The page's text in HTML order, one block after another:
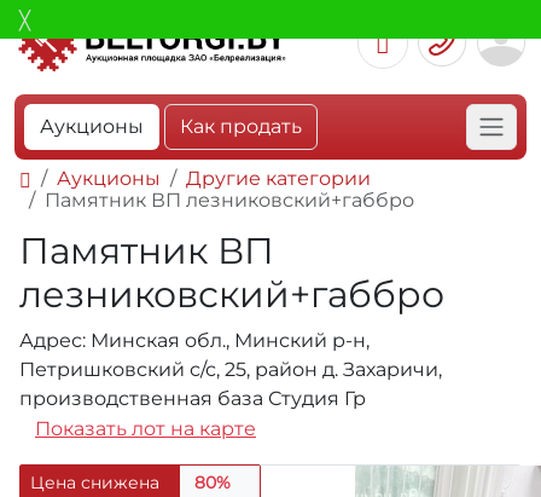
Аукционы Как продать
Аукционы
Другие категории
Памятник ВП лезниковский+габбро
Памятник ВП
лезниковский+габбро
Адрес: Минская обл., Минский р-н,
Петришковский с/с, 25, район д. Захаричи,
производственная база Студия Гр
Показать лот на карте
Цена снижена 80%